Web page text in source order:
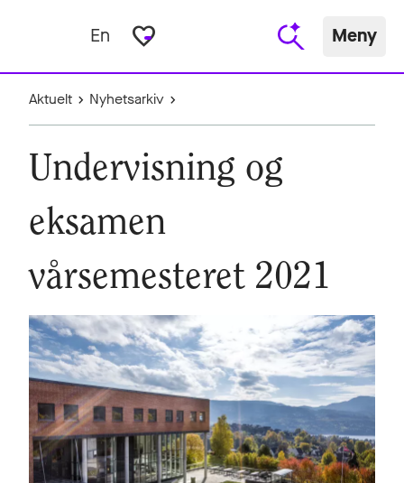
En favorite_border Meny
Aktuelt Nyhetsarkiv
Undervisning og
eksamen
vårsemesteret 2021